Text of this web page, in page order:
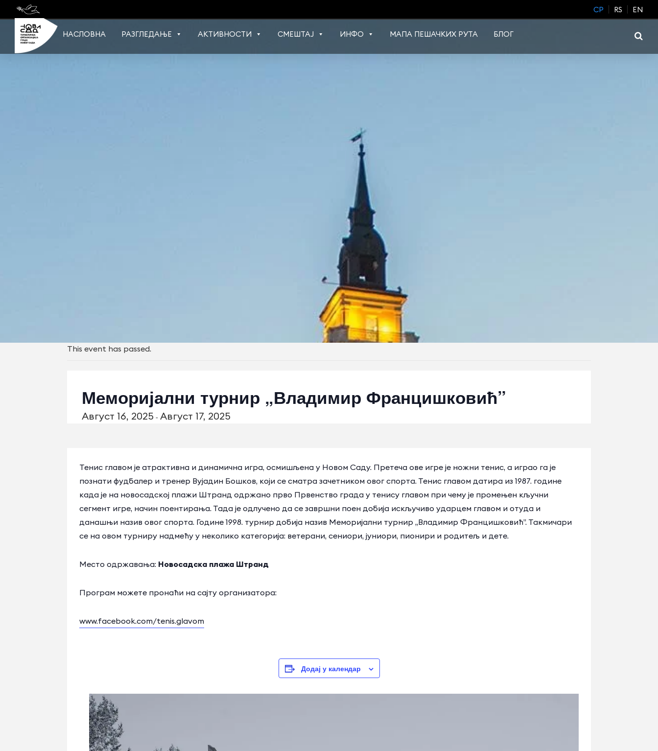
content
CP RS EN
НАСЛОВНА РАЗГЛЕДАЊЕ АКТИВНОСТИ СМЕШТАЈ ИНФО МАПА ПЕШАЧКИХ РУТА БЛОГ
This event has passed.
Меморијални турнир „Владимир Францишковић”
Август 16, 2025 - Август 17, 2025
Тенис главом је атрактивна и динамична игра, осмишљена у Новом Саду. Претеча ове игре је ножни тенис, а играо га је
познати фудбалер и тренер Вујадин Бошков, који се сматра зачетником овог спорта. Тенис главом датира из 1987. године
када је на новосадској плажи Штранд одржано прво Првенство града у тенису главом при чему је промењен кључни
сегмент игре, начин поентирања. Тада је одлучено да се завршни поен добија искључиво ударцем главом и отуда и
данашњи назив овог спорта. Године 1998. турнир добија назив Меморијални турнир „Владимир Францишковић”. Такмичари
се на овом турниру надмећу у неколико категорија: ветерани, сениори, јуниори, пионири и родитељ и дете.
Место одржавања: Новосадска плажа Штранд
Програм можете пронаћи на сајту организатора:
www.facebook.com/tenis.glavom
Додај у календар